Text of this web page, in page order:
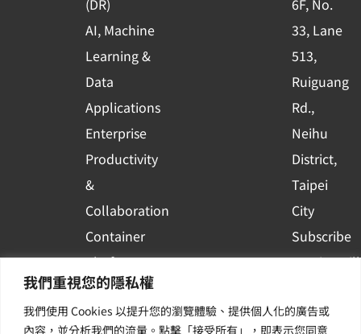
我們重視您的隱私權
我們使用 Cookies 以提升您的瀏覽體驗、提供個人化的廣告或
內容，並分析我們的流量。點擊「接受所有」，即表示您同意
(DR)
AI, Machine
Learning &
Data
Applications
Enterprise
Productivity
&
Collaboration
Container
Platform
Applications
Others /
q
u
a
r
e
6F, No.
33, Lane
513,
Ruiguang
Rd.,
Neihu
District,
Taipei
City
Subscribe
to WingWill
the latest